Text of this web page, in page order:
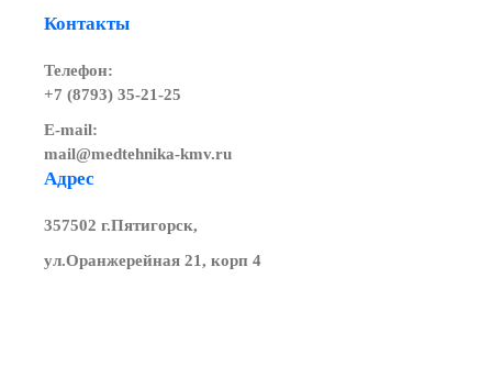
Контакты
Телефон:
+7 (8793) 35-21-25
E-mail:
mail@medtehnika-kmv.ru
Адрес
357502 г.Пятигорск,
ул.Оранжерейная 21, корп 4